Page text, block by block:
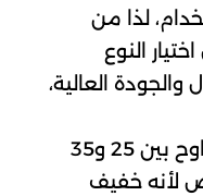
لذا من
النوع
العالية،
فوم مفتوح الخلايا سعره يتراوح بين 25 و35
لأنه خفيف